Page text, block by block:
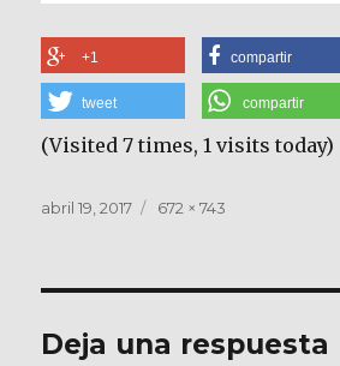
+1 compartir
tweet compartir
(Visited 7 times, 1 visits today)
Publicado
abril 19, 2017
Tamaño
672 × 743
Deja una respuesta